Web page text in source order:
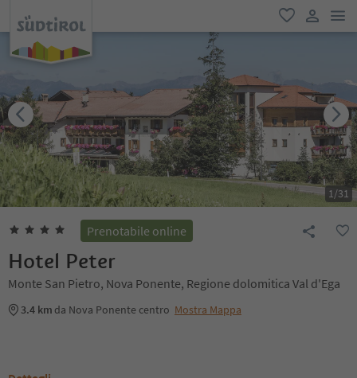
favoriti
user link
1/31
Prenotabile online
Hotel Peter
Monte San Pietro, Nova Ponente, Regione dolomitica Val d'Ega
3.4 km da Nova Ponente centro Mostra Mappa